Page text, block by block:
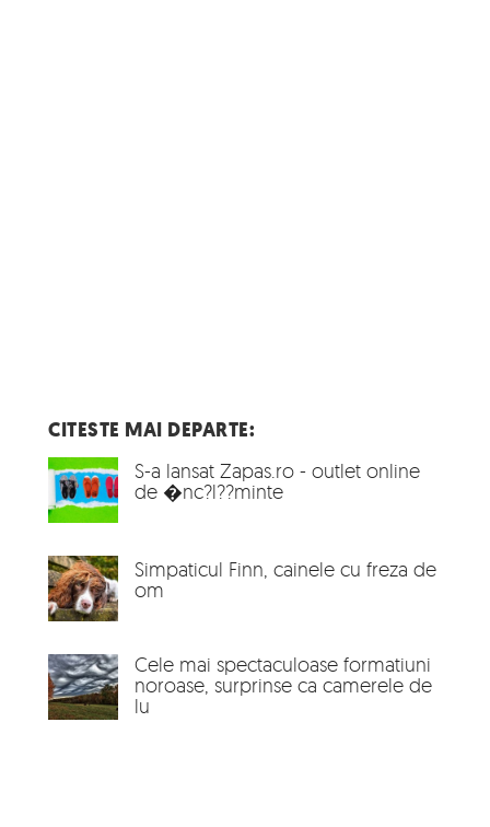
CITESTE MAI DEPARTE:
S-a lansat Zapas.ro - outlet online
de �nc?l??minte
Simpaticul Finn, cainele cu freza de
om
Cele mai spectaculoase formatiuni
noroase, surprinse ca camerele de
lu